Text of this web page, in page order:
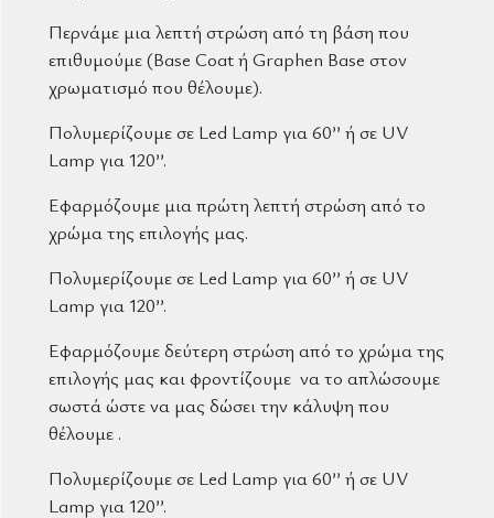
Περνάμε μια λεπτή στρώση από τη βάση που
επιθυμούμε (Base Coat ή Graphen Base στον
χρωματισμό που θέλουμε).
Πολυμερίζουμε σε Led Lamp για 60’’ ή σε UV
Lamp για 120’’.
Εφαρμόζουμε μια πρώτη λεπτή στρώση από το
χρώμα της επιλογής μας.
Πολυμερίζουμε σε Led Lamp για 60’’ ή σε UV
Lamp για 120’’.
Εφαρμόζουμε δεύτερη στρώση από το χρώμα της
επιλογής μας και φροντίζουμε να το απλώσουμε
σωστά ώστε να μας δώσει την κάλυψη που
θέλουμε .
Πολυμερίζουμε σε Led Lamp για 60’’ ή σε UV
Lamp για 120’’.